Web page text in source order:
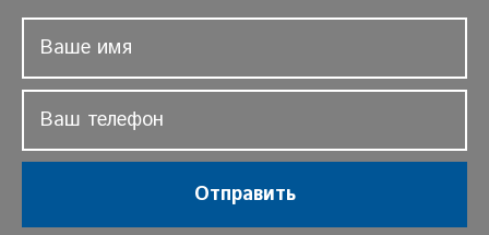
Отправить